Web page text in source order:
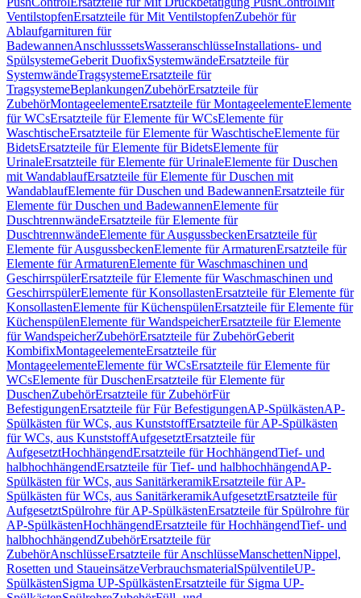
VentilstopfenErsatzteile für Mit VentilstopfenZubehör für
Ablaufgarnituren für
BadewannenAnschlusssetsWasseranschlüsseInstallations- und
SpülsystemeGeberit DuofixSystemwändeErsatzteile für
SystemwändeTragsystemeErsatzteile für
TragsystemeBeplankungenZubehörErsatzteile für
ZubehörMontageelementeErsatzteile für MontageelementeElemente
für WCsErsatzteile für Elemente für WCsElemente für
WaschtischeErsatzteile für Elemente für WaschtischeElemente für
BidetsErsatzteile für Elemente für BidetsElemente für
UrinaleErsatzteile für Elemente für UrinaleElemente für Duschen
mit WandablaufErsatzteile für Elemente für Duschen mit
WandablaufElemente für Duschen und BadewannenErsatzteile für
Elemente für Duschen und BadewannenElemente für
DuschtrennwändeErsatzteile für Elemente für
DuschtrennwändeElemente für AusgussbeckenErsatzteile für
Elemente für AusgussbeckenElemente für ArmaturenErsatzteile für
Elemente für ArmaturenElemente für Waschmaschinen und
GeschirrspülerErsatzteile für Elemente für Waschmaschinen und
GeschirrspülerElemente für KonsollastenErsatzteile für Elemente für
KonsollastenElemente für KüchenspülenErsatzteile für Elemente für
KüchenspülenElemente für WandspeicherErsatzteile für Elemente
für WandspeicherZubehörErsatzteile für ZubehörGeberit
KombifixMontageelementeErsatzteile für
MontageelementeElemente für WCsErsatzteile für Elemente für
WCsElemente für DuschenErsatzteile für Elemente für
DuschenZubehörErsatzteile für ZubehörFür
BefestigungenErsatzteile für Für BefestigungenAP-SpülkästenAP-
Spülkästen für WCs, aus KunststoffErsatzteile für AP-Spülkästen
für WCs, aus KunststoffAufgesetztErsatzteile für
AufgesetztHochhängendErsatzteile für HochhängendTief- und
halbhochhängendErsatzteile für Tief- und halbhochhängendAP-
Spülkästen für WCs, aus SanitärkeramikErsatzteile für AP-
Spülkästen für WCs, aus SanitärkeramikAufgesetztErsatzteile für
AufgesetztSpülrohre für AP-SpülkästenErsatzteile für Spülrohre für
AP-SpülkästenHochhängendErsatzteile für HochhängendTief- und
halbhochhängendZubehörErsatzteile für
ZubehörAnschlüsseErsatzteile für AnschlüsseManschettenNippel,
Rosetten und StaueinsätzeVerbrauchsmaterialSpülventileUP-
SpülkästenSigma UP-SpülkästenErsatzteile für Sigma UP-